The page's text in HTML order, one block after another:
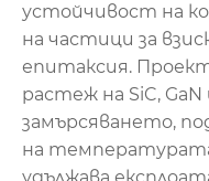
устойчивост на
на частици за
епитаксия.
растеж на SiC,
замърсяването,
на